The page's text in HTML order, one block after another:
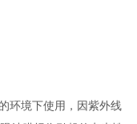
环境下使用，因紫外线